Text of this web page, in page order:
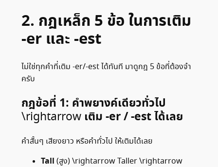
2. กฎเหล็ก 5 ข้อ ในการเติม
-er และ -est
ไม่ใช่ทุกคำที่เติม -er/-est ได้ทันที มาดูกฎ 5 ข้อที่ต้องจำ
ครับ
กฎข้อที่ 1: คำพยางค์เดียวทั่วไป
\rightarrowเติม -er / -est ได้เลย
คำสั้นๆ เสียงยาว หรือคำทั่วไป ให้เติมได้เลย
Tall (สูง)\rightarrowTaller\rightarrow